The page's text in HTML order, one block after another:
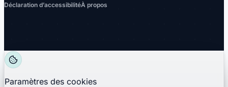
Déclaration d’accessibilitéÀ propos
Paramètres des cookies